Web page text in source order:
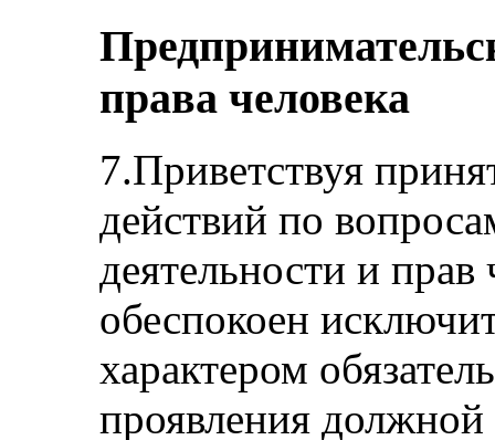
права человека
7.Приветствуя
действий по
деятельности и
обеспокоен
характером
проявления